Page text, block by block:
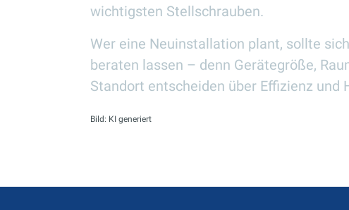
wichtigsten Stellschrauben.
Wer eine Neuinstallation plant, sollte
beraten lassen – denn Gerätegröße,
Standort entscheiden über Effizienz und
Bild: KI generiert